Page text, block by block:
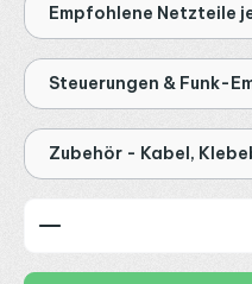
Empfohlene Netzteile
Steuerungen & Funk-
Zubehör - Kabel,
Produkt Anzahl: Gib